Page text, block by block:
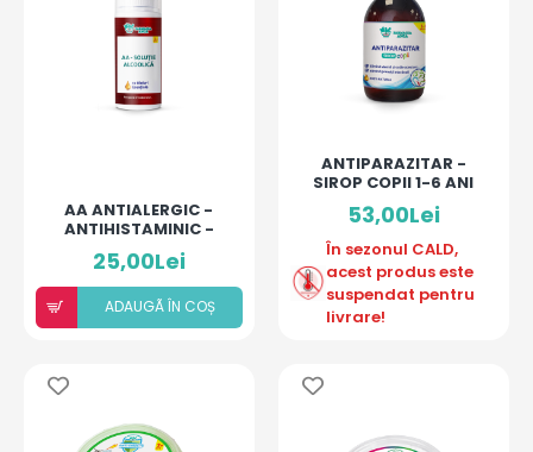
AA ANTIALERGIC -
ANTIHISTAMINIC -
SOLUȚIE ALCOOLICĂ
CU 10% ULEIURI
ESENȚIALE
25,00Lei
ADAUGÃ ÎN COȘ
ANTIPARAZITAR -
SIROP COPII 1-6 ANI
53,00Lei
În sezonul CALD,
acest produs este
suspendat pentru
livrare!